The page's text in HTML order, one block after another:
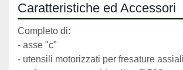
Caratteristiche ed Accessori
Completo di:
- asse "c"
- utensili motorizzati per fresature